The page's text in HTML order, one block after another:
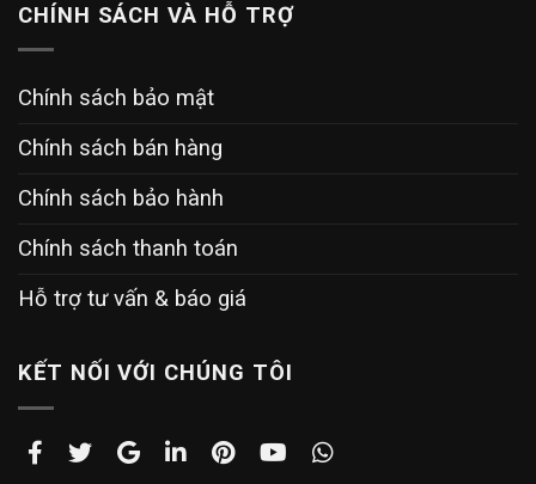
CHÍNH SÁCH VÀ HỖ TRỢ
Chính sách bảo mật
Chính sách bán hàng
Chính sách bảo hành
Chính sách thanh toán
Hỗ trợ tư vấn & báo giá
KẾT NỐI VỚI CHÚNG TÔI